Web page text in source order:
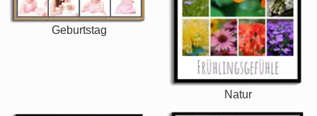
Geburtstag
Natur